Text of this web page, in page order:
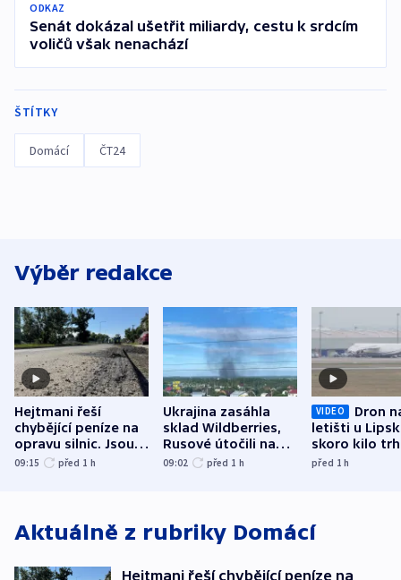
ODKAZ
Senát dokázal ušetřit miliardy, cestu k srdcím
voličů však nenachází
ŠTÍTKY
Domácí ČT24
Výběr redakce
Hejtmani řeší
chybějící peníze na
opravu silnic. Jsou
nenárokové, namítá
09:15 před 1 h
Ukrajina zasáhla
sklad Wildberries,
Rusové útočili na
trh, hasiče či
09:02 před 1 h
VIDEO
Dron
letišti u
skoro kilo
indicie
před 1h
Aktuálně z rubriky Domácí
Hejtmani řeší chybějící peníze na